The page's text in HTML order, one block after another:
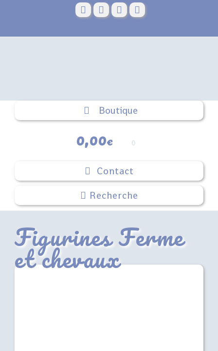
Boutique
0,00€ 0
Contact
Figurines Ferme
et chevaux